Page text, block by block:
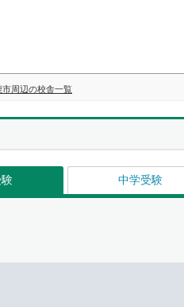
市周辺の校舎一覧
中学受験